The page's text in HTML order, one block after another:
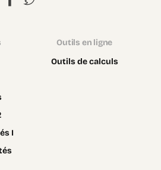
I
Outils en ligne
Outils de calculs